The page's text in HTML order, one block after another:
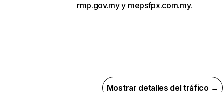
rmp.gov.my y mepsfpx.com.my.
Mostrar detalles del tráfico →